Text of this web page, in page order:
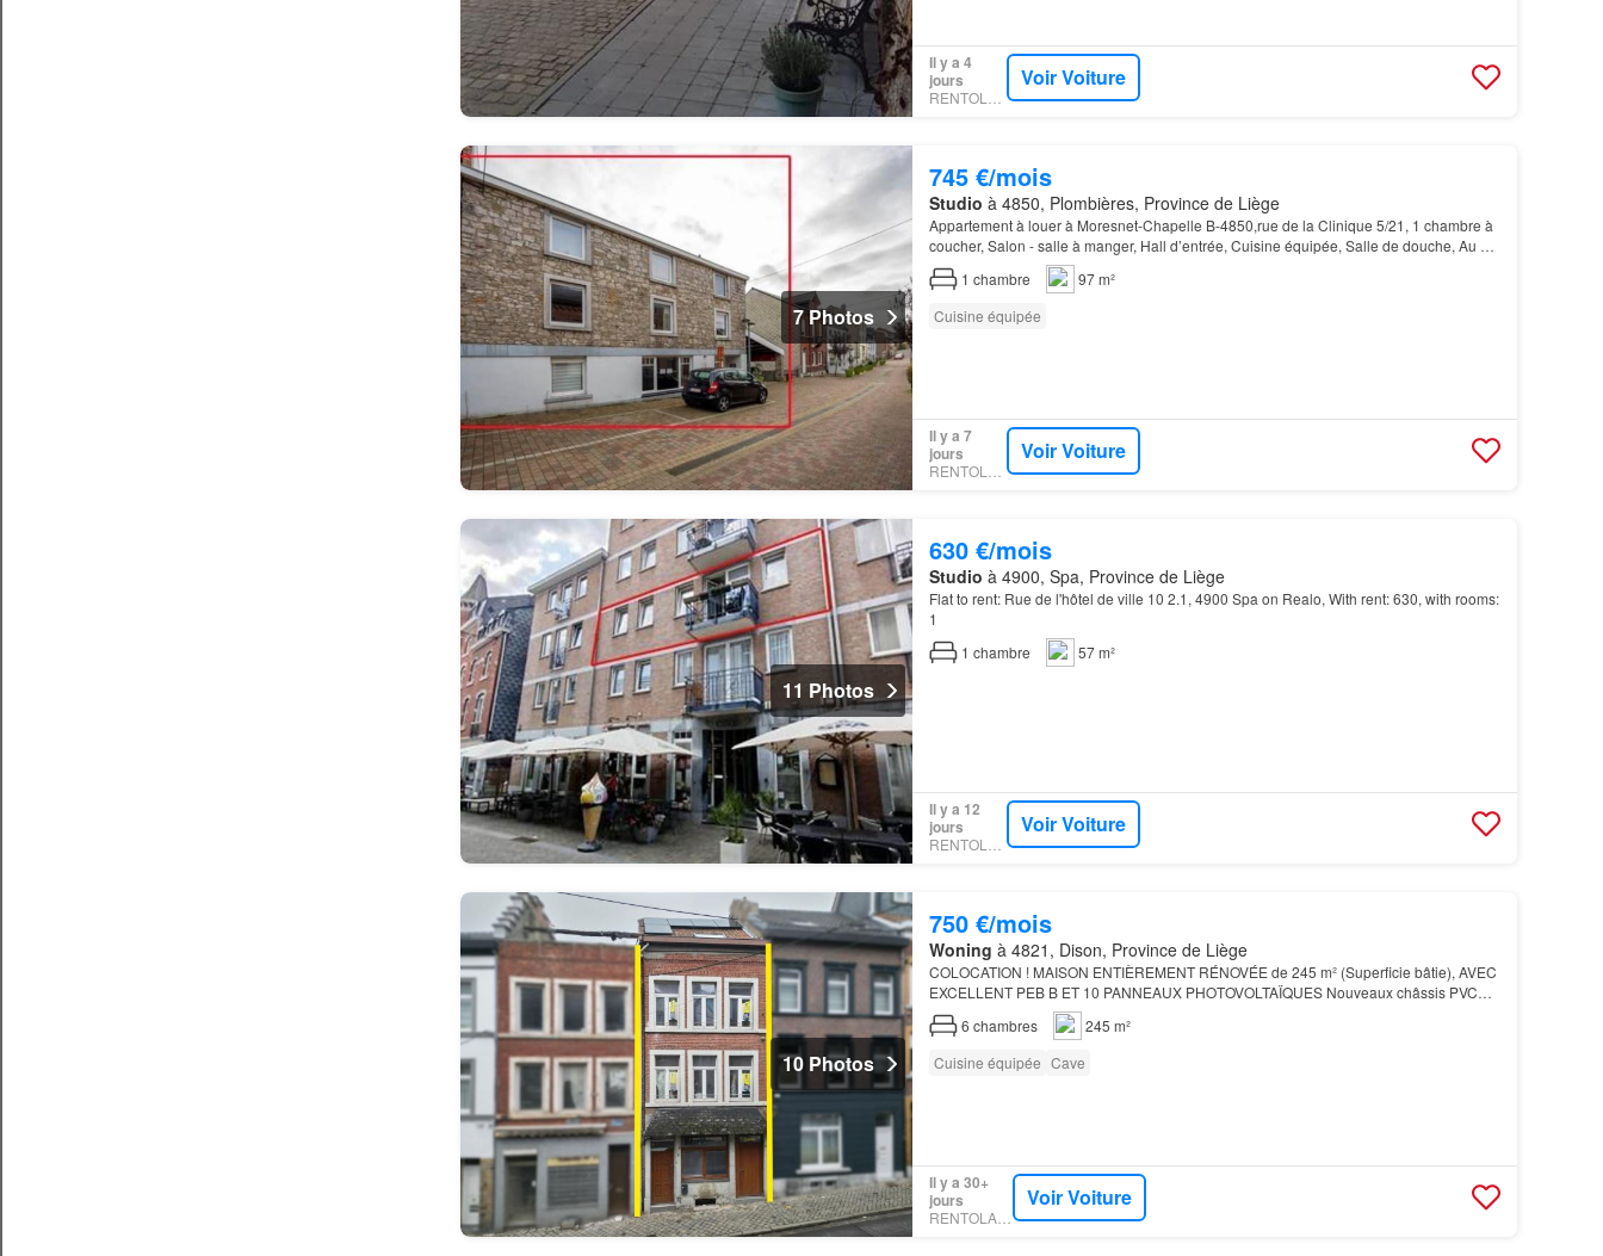
Il y a 4
jours
Voir Voiture
7 Photos
745 €/mois
Studio à 4850, Plombières, Province de Liège
Appartement à louer à Moresnet-Chapelle B-4850,rue de la Clinique 5/21, 1 chambre à
coucher, Salon - salle à manger, Hall d’entrée, Cuisine équipée, Salle de douche, Au 2°
étage, +/- 97m2 suivant PEB F, Chauffage central au m…
1 chambre
97 m²
Cuisine équipée
Il y a 7
jours
Voir Voiture
11 Photos
630 €/mois
Studio à 4900, Spa, Province de Liège
Flat to rent: Rue de l'hôtel de ville 10 2.1, 4900 Spa on Realo, With rent: 630, with rooms:
1
1 chambre 57 m²
Il y a 12
jours
Voir Voiture
10 Photos
750 €/mois
Woning à 4821, Dison, Province de Liège
COLOCATION ! MAISON ENTIÈREMENT RÉNOVÉE de 245 m² (Superficie bâtie), AVEC
EXCELLENT PEB B ET 10 PANNEAUX PHOTOVOLTAÏQUES Nouveaux châssis PVC
double vitrage - Électricité conforme (2050) L'Immobilière Bertholomé vous propose…
6 chambres
245 m²
Cuisine équipée Cave
Il y a 30+
jours
RENTOLA.BE
Voir Voiture